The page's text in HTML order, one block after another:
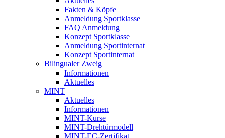
Fakten & Köpfe
Anmeldung Sportklasse
FAQ Anmeldung
Konzept Sportklasse
Anmeldung Sportinternat
Konzept Sportinternat
Bilingualer Zweig
Informationen
Aktuelles
MINT
Aktuelles
Informationen
MINT-Kurse
MINT-Drehtürmodell
MINT-EC-Zertifikat